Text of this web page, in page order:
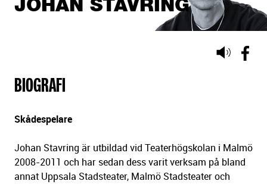
Lyssna
BIOGRAFI
Skådespelare
Johan Stavring är utbildad vid Teaterhögskolan i Malmö
2008-2011 och har sedan dess varit verksam på bland
annat Uppsala Stadsteater, Malmö Stadsteater och